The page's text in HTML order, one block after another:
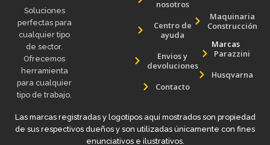
Soluciones
perfectas para
cualquier tipo
de sector.
Ofrecemos
herramienta
para cualquier
tipo de trabajo.
nosotros
Centro de
ayuda
Envios y
devoluciones
Contacto
Maquinaria
Construcción
Marcas
Parazzini
Husqvarna
Las marcas registradas y logotipos aquí mostrados son propiedad
de sus respectivos dueños y son utilizadas únicamente con fines
enunciativos e ilustrativos.